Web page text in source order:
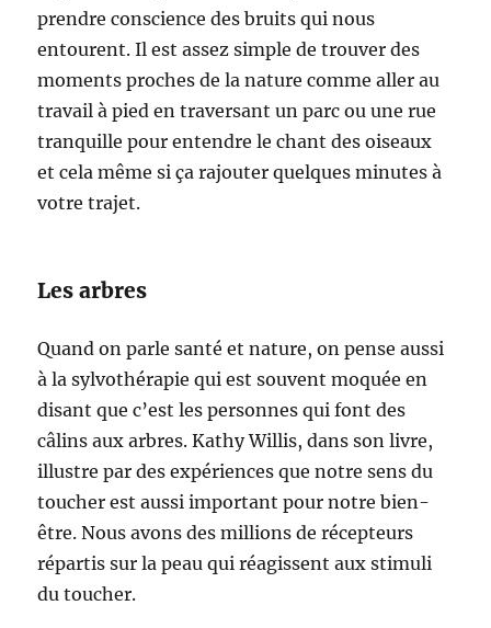
prendre conscience des bruits qui nous
entourent. Il est assez simple de trouver des
moments proches de la nature comme aller au
travail à pied en traversant un parc ou une rue
tranquille pour entendre le chant des oiseaux
et cela même si ça rajouter quelques minutes à
votre trajet.
Les arbres
Quand on parle santé et nature, on pense aussi
à la sylvothérapie qui est souvent moquée en
disant que c’est les personnes qui font des
câlins aux arbres. Kathy Willis, dans son livre,
illustre par des expériences que notre sens du
toucher est aussi important pour notre bien-
être. Nous avons des millions de récepteurs
répartis sur la peau qui réagissent aux stimuli
du toucher.